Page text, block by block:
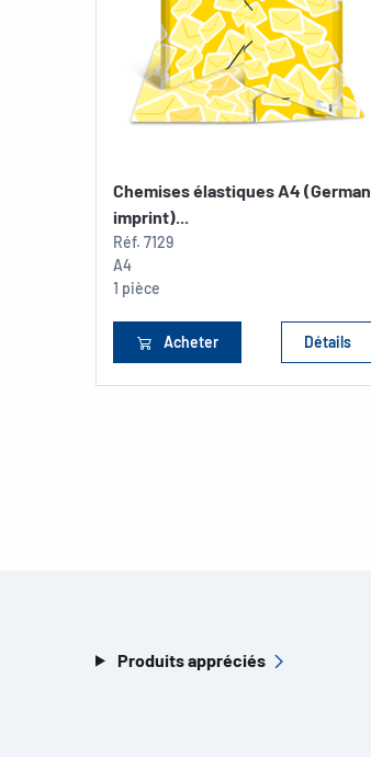
Chemises élastiques A4 (German
imprint)...
Réf. 7129
A4
1 pièce
Acheter Détails
Produits appréciés